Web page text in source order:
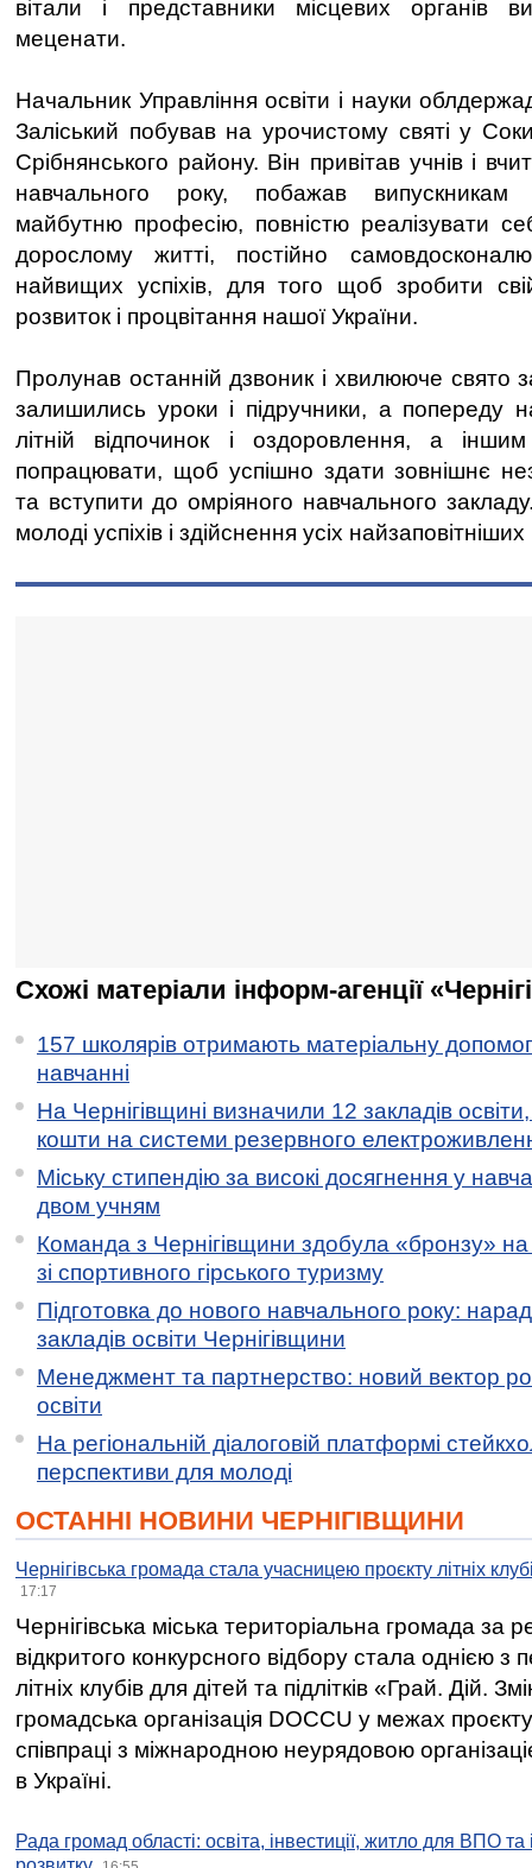
вітали і представники місцевих органів
меценати.
Начальник Управління освіти і науки
Заліський побував на урочистому святі у
Срібнянського району. Він привітав учнів і
навчального року, побажав випускникам
майбутню професію, повністю реалізувати
дорослому житті, постійно
найвищих успіхів, для того щоб зробити
розвиток і процвітання нашої України.
Пролунав останній дзвоник і хвилююче свято
залишились уроки і підручники, а попереду
літній відпочинок і оздоровлення, а
попрацювати, щоб успішно здати зовнішнє
та вступити до омріяного навчального
молоді успіхів і здійснення усіх
Схожі матеріали інформ-агенції
157 школярів отримають матеріальну
навчанні
На Чернігівщині визначили 12 закладів
кошти на системи резервного
Міську стипендію за високі досягнення у
двом учням
Команда з Чернігівщини здобула «бронзу» на
зі спортивного гірського туризму
Підготовка до нового навчального року:
закладів освіти Чернігівщини
Менеджмент та партнерство: новий вектор
освіти
На регіональній діалоговій платформі
перспективи для молоді
ОСТАННІ НОВИНИ ЧЕРНІГІВЩИНИ
Чернігівська громада стала учасницею проєкту літніх
17:17
Чернігівська міська територіальна громада за
відкритого конкурсного відбору стала однією
літніх клубів для дітей та підлітків «Грай. Дій.
громадська організація DOCCU у межах
співпраці з міжнародною неурядовою
в Україні.
Рада громад області: освіта, інвестиції, житло для ВПО